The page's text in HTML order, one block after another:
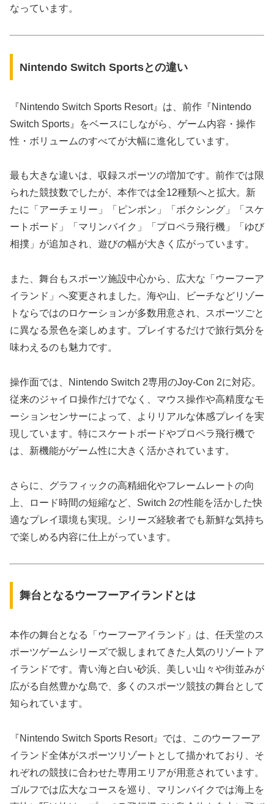
なっています。
Nintendo Switch Sportsとの違い
『Nintendo Switch Sports Resort』は、前作『Nintendo
Switch Sports』をベースにしながら、ゲーム内容・操作
性・ボリュームのすべてが大幅に進化しています。
最も大きな違いは、収録スポーツの増加です。前作では限
られた競技数でしたが、本作では全12種類へと拡大。新
たに「アーチェリー」「ピンポン」「ボクシング」「スケ
ートボード」「マリンバイク」「プロペラ飛行機」「ゆび
相撲」が追加され、遊びの幅が大きく広がっています。
また、舞台もスポーツ施設中心から、広大な「ウーフーア
イランド」へ変更されました。海や山、ビーチなどリゾー
トならではのロケーションが多数用意され、スポーツごと
に異なる景色を楽しめます。プレイするだけで旅行気分を
味わえるのも魅力です。
操作面では、Nintendo Switch 2専用のJoy-Con 2に対応。
従来のジャイロ操作だけでなく、マウス操作や高精度なモ
ーションセンサーによって、よりリアルな体感プレイを実
現しています。特にスケートボードやプロペラ飛行機で
は、新機能がゲーム性に大きく活かされています。
さらに、グラフィックの高精細化やフレームレートの向
上、ロード時間の短縮など、Switch 2の性能を活かした快
適なプレイ環境も実現。シリーズ経験者でも新鮮な気持ち
で楽しめる内容に仕上がっています。
舞台となるウーフーアイランドとは
本作の舞台となる「ウーフーアイランド」は、任天堂のス
ポーツゲームシリーズで親しまれてきた人気のリゾートア
イランドです。青い海と白い砂浜、美しい山々や街並みが
広がる自然豊かな島で、多くのスポーツ競技の舞台として
知られています。
『Nintendo Switch Sports Resort』では、このウーフーア
イランド全体がスポーツリゾートとして描かれており、そ
れぞれの競技に合わせた専用エリアが用意されています。
ゴルフでは広大なコースを巡り、マリンバイクでは海上を